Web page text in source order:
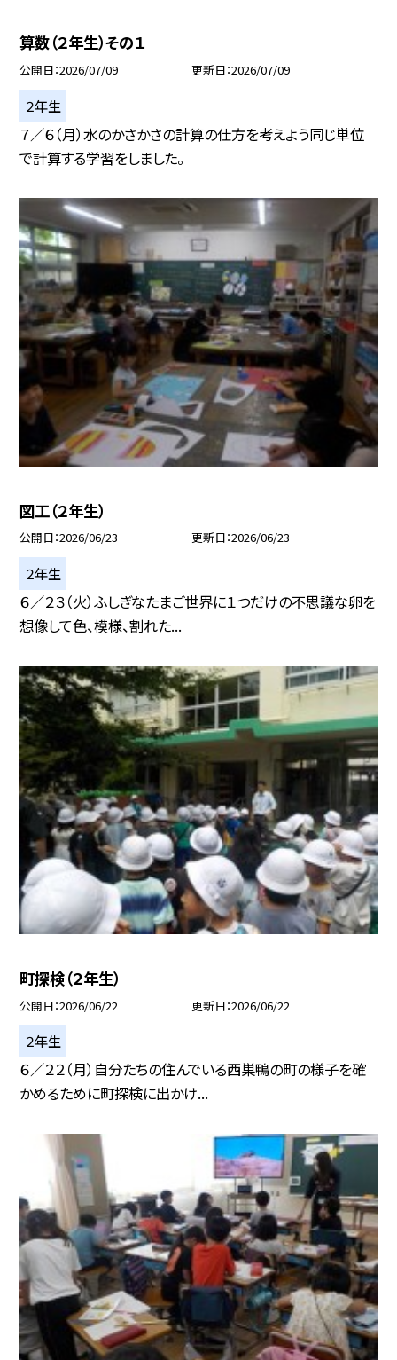
算数（２年生）その１
公開日 2026/07/09 更新日 2026/07/09
２年生
７／６（月）水のかさかさの計算の仕方を考えよう同じ単位
で計算する学習をしました。
図工（２年生）
公開日 2026/06/23 更新日 2026/06/23
２年生
６／２３（火）ふしぎなたまご世界に１つだけの不思議な卵を
想像して色、模様、割れた...
町探検（２年生）
公開日 2026/06/22 更新日 2026/06/22
２年生
６／２２（月）自分たちの住んでいる西巣鴨の町の様子を確
かめるために町探検に出かけ...